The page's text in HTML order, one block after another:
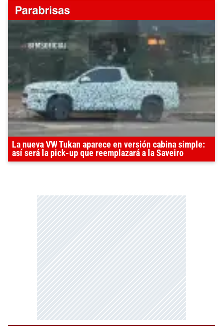
La nueva VW Tukan aparece en versión cabina simple:
así será la pick-up que reemplazará a la Saveiro